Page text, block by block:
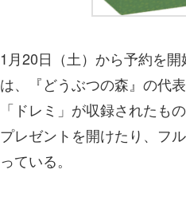
1月20日（土）から予約を
は、『どうぶつの森』の代
「ドレミ」が収録されたも
プレゼントを開けたり、フ
っている。